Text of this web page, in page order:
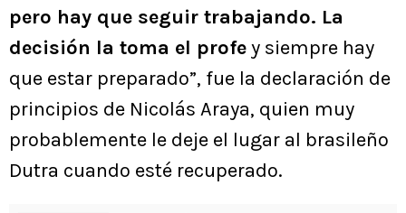
pero hay que seguir trabajando. La
decisión la toma el profey siempre hay
que estar preparado”, fue la declaración de
principios de Nicolás Araya, quien muy
probablemente le deje el lugar al brasileño
Dutra cuando esté recuperado.